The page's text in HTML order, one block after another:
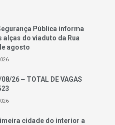
Pública informa
alças do viaduto da Rua
agosto
26 – TOTAL DE VAGAS
cidade do interior a